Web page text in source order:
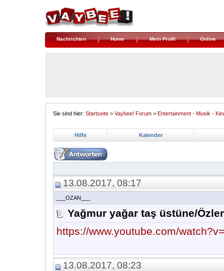
Nachrichten Home Mein Profil Online
Sie sind hier: Startseite > Vaybee! Forum > Entertainment - Musik -
Hilfe Kalender
13.08.2017, 08:17
___OZAN___
Yağmur yağar taş üstüne/
https://www.youtube.com/
13.08.2017, 08:23